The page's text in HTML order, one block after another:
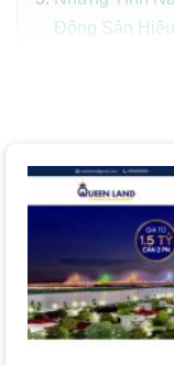
Động Sản
Quy Trình
Nền Tảng
Digital Lựa
Chi Phí và
Làm Thế Nào
Động Sản
Tại Sao Nên